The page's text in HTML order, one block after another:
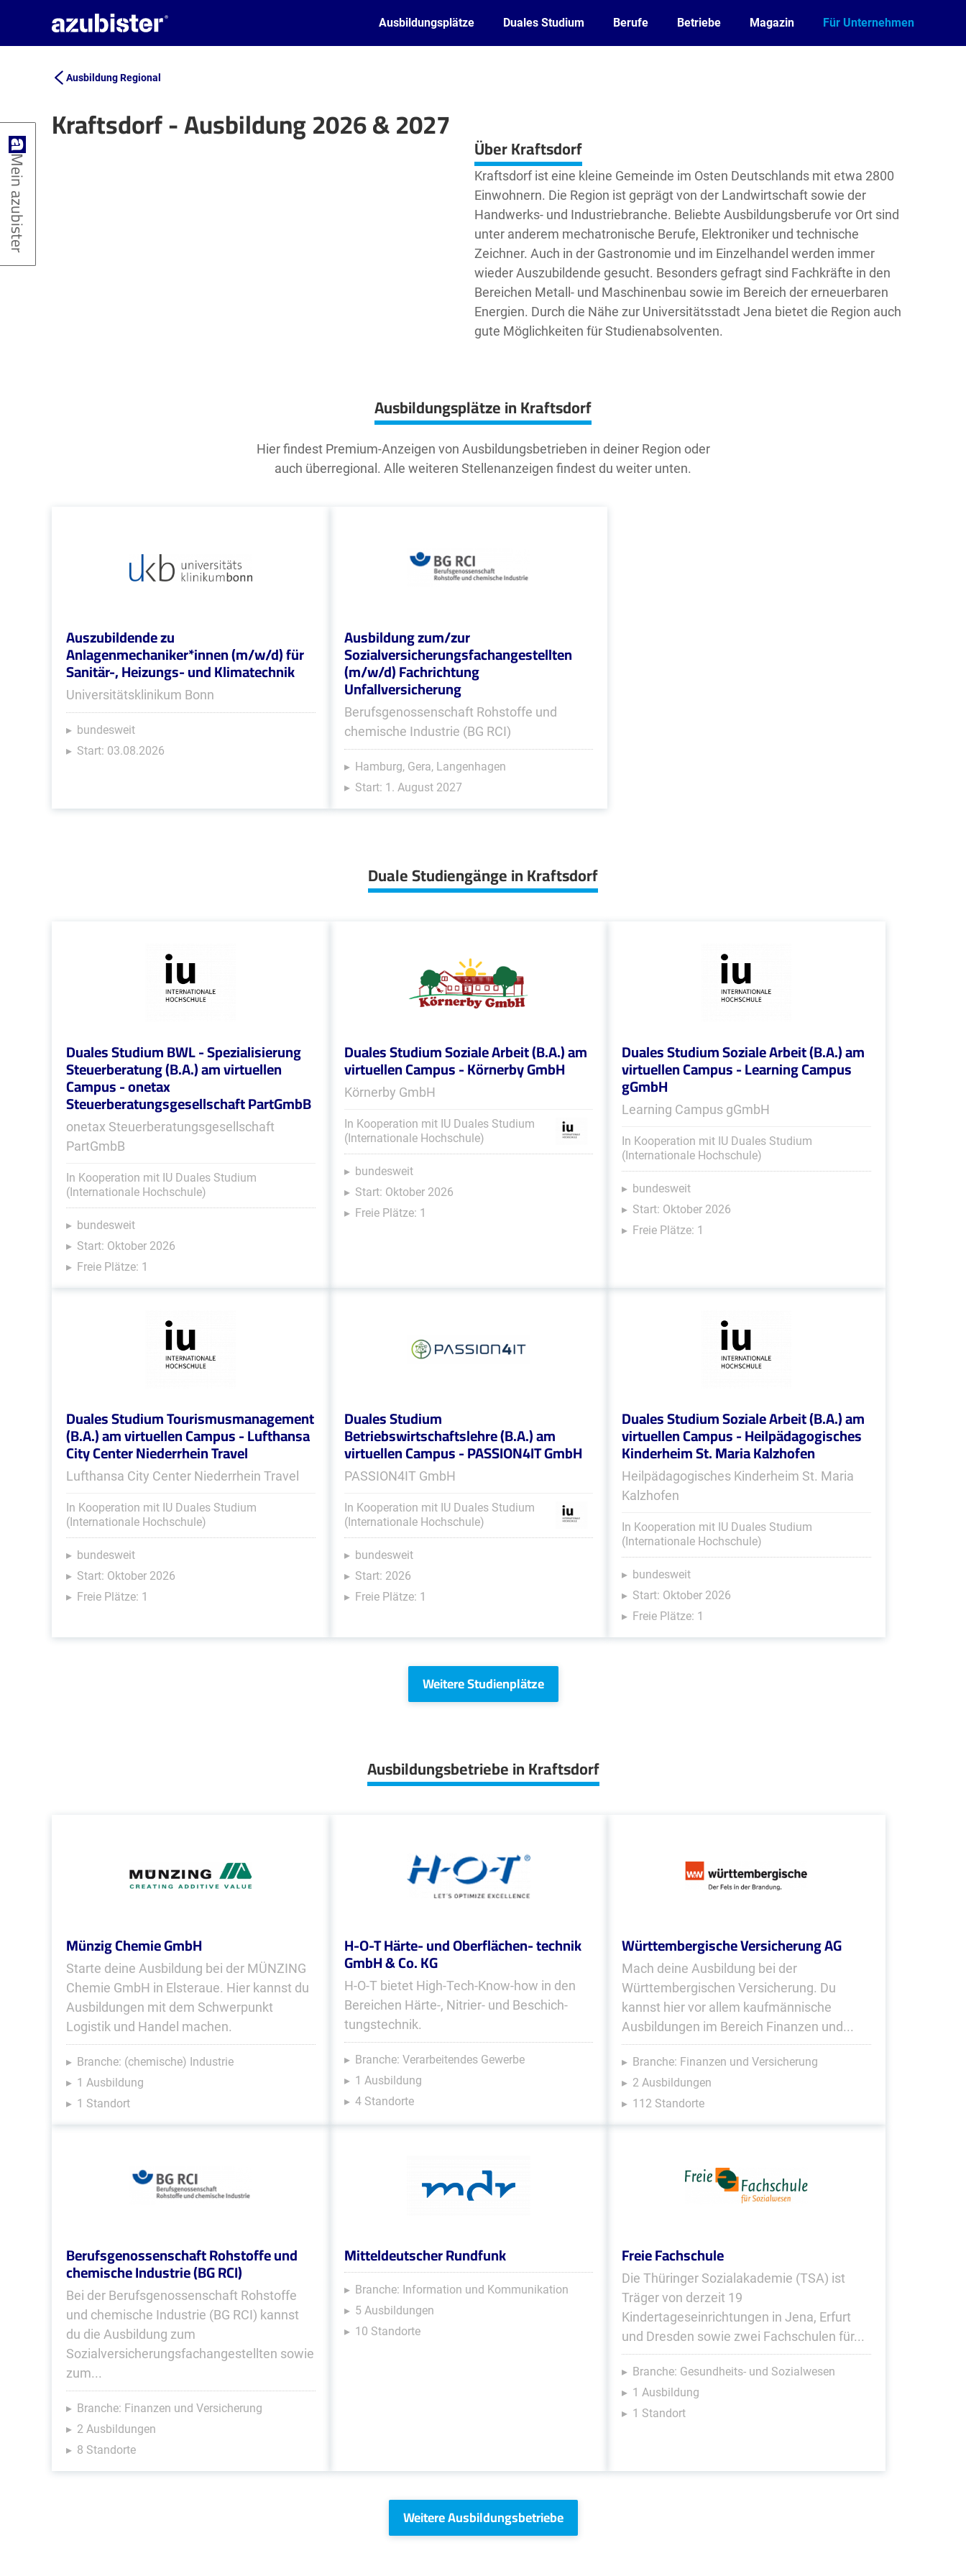
Ausbildungsplätze Duales Studium Berufe Betriebe Magazin Für Unternehmen
Ausbildung Regional
Kraftsdorf - Ausbildung 2026 & 2027
Leaflet| © OpenStreetMap2contributors Über Kraftsdorf
Kraftsdorf ist eine kleine Gemeinde im Osten Deutschlands mit etwa 2800
Einwohnern. Die Region ist geprägt von der Landwirtschaft sowie der
Handwerks- und Industriebranche. Beliebte Ausbildungsberufe vor Ort sind
unter anderem mechatronische Berufe, Elektroniker und technische
Zeichner. Auch in der Gastronomie und im Einzelhandel werden immer
wieder Auszubildende gesucht. Besonders gefragt sind Fachkräfte in den
Bereichen Metall- und Maschinenbau sowie im Bereich der erneuerbaren
Energien. Durch die Nähe zur Universitätsstadt Jena bietet die Region auch
gute Möglichkeiten für Studienabsolventen.
Ausbildungsplätze in Kraftsdorf
Hier findest Premium-Anzeigen von Ausbildungsbetrieben in deiner Region oder
auch überregional. Alle weiteren Stellenanzeigen findest du weiter unten.
Auszubildende zu
Anlagenmechaniker*innen (m/w/d) für
Sanitär-, Heizungs- und Klimatechnik
Universitätsklinikum Bonn
bundesweit
Start: 03.08.2026
Ausbildung zum/zur
Sozialversicherungsfachangestellten
(m/w/d) Fachrichtung
Unfallversicherung
Berufsgenossenschaft Rohstoffe und
chemische Industrie (BG RCI)
Hamburg, Gera, Langenhagen
Start: 1. August 2027
Duale Studiengänge in Kraftsdorf
Duales Studium BWL - Spezialisierung
Steuerberatung (B.A.) am virtuellen
Campus - onetax
Steuerberatungsgesellschaft PartGmbB
onetax Steuerberatungsgesellschaft
PartGmbB
In Kooperation mit IU Duales Studium
(Internationale Hochschule)
bundesweit
Start: Oktober 2026
Freie Plätze: 1
Duales Studium Soziale Arbeit (B.A.) am
virtuellen Campus - Körnerby GmbH
Körnerby GmbH
In Kooperation mit IU Duales Studium
(Internationale Hochschule)
bundesweit
Start: Oktober 2026
Freie Plätze: 1
Duales Studium Soziale Arbeit (B.A.) am
virtuellen Campus - Learning Campus
gGmbH
Learning Campus gGmbH
In Kooperation mit IU Duales Studium
(Internationale Hochschule)
bundesweit
Start: Oktober 2026
Freie Plätze: 1
Duales Studium Tourismusmanagement
(B.A.) am virtuellen Campus - Lufthansa
City Center Niederrhein Travel
Lufthansa City Center Niederrhein Travel
In Kooperation mit IU Duales Studium
(Internationale Hochschule)
bundesweit
Start: Oktober 2026
Freie Plätze: 1
Duales Studium
Betriebswirtschaftslehre (B.A.) am
virtuellen Campus - PASSION4IT GmbH
PASSION4IT GmbH
In Kooperation mit IU Duales Studium
(Internationale Hochschule)
bundesweit
Start: 2026
Freie Plätze: 1
Duales Studium Soziale Arbeit (B.A.) am
virtuellen Campus - Heilpädagogisches
Kinderheim St. Maria Kalzhofen
Heilpädagogisches Kinderheim St. Maria
Kalzhofen
In Kooperation mit IU Duales Studium
(Internationale Hochschule)
bundesweit
Start: Oktober 2026
Freie Plätze: 1
Weitere Studienplätze
Ausbildungsbetriebe in Kraftsdorf
Münzig Chemie GmbH
Starte deine Ausbildung bei der MÜNZING
Chemie GmbH in Elsteraue. Hier kannst du
Ausbildungen mit dem Schwerpunkt
Logistik und Handel machen.
Branche: (chemische) Industrie
1 Ausbildung
1 Standort
H-O-T Härte- und Oberflächen- technik
GmbH & Co. KG
H-O-T bietet High-Tech-Know-how in den
Bereichen Härte-, Nitrier- und Beschich­
tungs­technik.
Branche: Verarbeitendes Gewerbe
1 Ausbildung
4 Standorte
Württembergische Versicherung AG
Mach deine Ausbildung bei der
Württembergischen Versicherung. Du
kannst hier vor allem kaufmännische
Ausbildungen im Bereich Finanzen und...
Branche: Finanzen und Versicherung
2 Ausbildungen
112 Standorte
Berufsgenossenschaft Rohstoffe und
chemische Industrie (BG RCI)
Bei der Berufsgenossenschaft Rohstoffe
und chemische Industrie (BG RCI) kannst
du die Ausbildung zum
Sozialversicherungsfachangestellten sowie
zum...
Branche: Finanzen und Versicherung
2 Ausbildungen
8 Standorte
Mitteldeutscher Rundfunk
Branche: Information und Kommunikation
5 Ausbildungen
10 Standorte
Freie Fachschule
Die Thüringer Sozialakademie (TSA) ist
Träger von derzeit 19
Kindertageseinrichtungen in Jena, Erfurt
und Dresden sowie zwei Fachschulen für...
Branche: Gesundheits- und Sozialwesen
1 Ausbildung
1 Standort
Weitere Ausbildungsbetriebe
Mein azubister